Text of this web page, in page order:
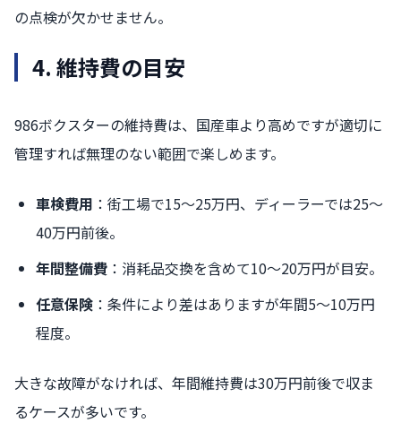
の点検が欠かせません。
4. 維持費の目安
986ボクスターの維持費は、国産車より高めですが適切に
管理すれば無理のない範囲で楽しめます。
車検費用 ：街工場で15〜25万円、ディーラーでは25〜
40万円前後。
年間整備費 ：消耗品交換を含めて10〜20万円が目安。
任意保険 ：条件により差はありますが年間5〜10万円
程度。
大きな故障がなければ、年間維持費は30万円前後で収ま
るケースが多いです。